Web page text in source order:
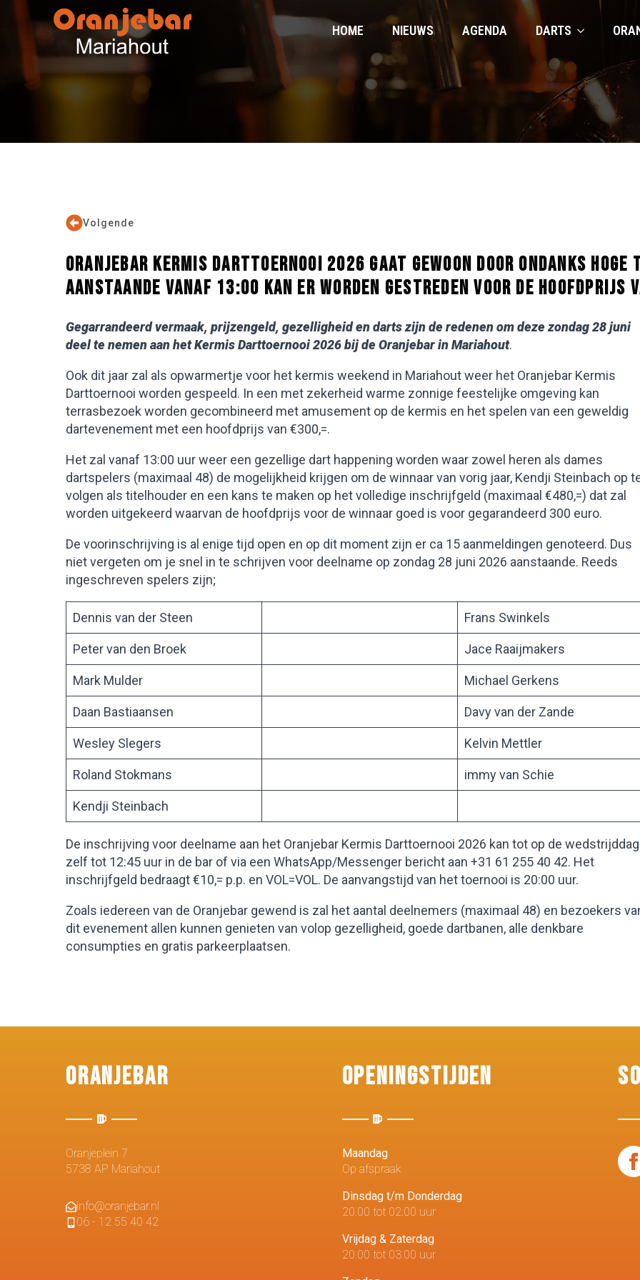
HOME NIEUWS AGENDA DARTS
Volgende
ORANJEBAR KERMIS DARTTOERNOOI 2026 GAAT GEWOON DOOR ONDANKS
AANSTAANDE VANAF 13:00 KAN ER WORDEN GESTREDEN VOOR DE
Gegarrandeerd vermaak, prijzengeld, gezelligheid en darts zijn de redenen om deze zondag 28 juni
deel te nemen aan het Kermis Darttoernooi 2026 bij de Oranjebar in Mariahout.
Ook dit jaar zal als opwarmertje voor het kermis weekend in Mariahout weer het Oranjebar Kermis
Darttoernooi worden gespeeld. In een met zekerheid warme zonnige feestelijke omgeving kan
terrasbezoek worden gecombineerd met amusement op de kermis en het spelen van een geweldig
dartevenement met een hoofdprijs van €300,=.
Het zal vanaf 13:00 uur weer een gezellige dart happening worden waar zowel heren als dames
dartspelers (maximaal 48) de mogelijkheid krijgen om de winnaar van vorig jaar, Kendji Steinbach op
volgen als titelhouder en een kans te maken op het volledige inschrijfgeld (maximaal €480,=) dat zal
worden uitgekeerd waarvan de hoofdprijs voor de winnaar goed is voor gegarandeerd 300 euro.
De voorinschrijving is al enige tijd open en op dit moment zijn er ca 15 aanmeldingen genoteerd. Dus
niet vergeten om je snel in te schrijven voor deelname op zondag 28 juni 2026 aanstaande. Reeds
ingeschreven spelers zijn;
Dennis van der Steen Frans Swinkels
Peter van den Broek Jace Raaijmakers
Mark Mulder Michael Gerkens
Daan Bastiaansen Davy van der Zande
Wesley Slegers Kelvin Mettler
Roland Stokmans immy van Schie
Kendji Steinbach
De inschrijving voor deelname aan het Oranjebar Kermis Darttoernooi 2026 kan tot op de wedstrijddag
zelf tot 12:45 uur in de bar of via een WhatsApp/Messenger bericht aan +31 61 255 40 42. Het
inschrijfgeld bedraagt €10,= p.p. en VOL=VOL. De aanvangstijd van het toernooi is 20:00 uur.
Zoals iedereen van de Oranjebar gewend is zal het aantal deelnemers (maximaal 48) en bezoekers
dit evenement allen kunnen genieten van volop gezelligheid, goede dartbanen, alle denkbare
consumpties en gratis parkeerplaatsen.
Oranjebar
Oranjeplein 7
5738 AP Mariahout
info@oranjebar.nl
06 - 12 55 40 42
Openingstijden
Maandag
Op afspraak
Dinsdag t/m Donderdag
20.00 tot 02.00 uur
Vrijdag & Zaterdag
20.00 tot 03.00 uur